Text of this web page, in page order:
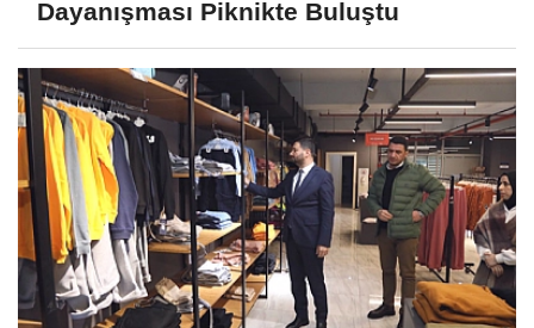
Dayanışması Piknikte Buluştu